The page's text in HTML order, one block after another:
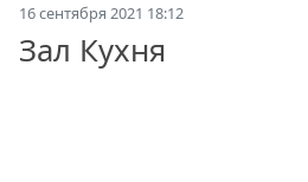
16 сентября 2021 18:12
Зал Кухня